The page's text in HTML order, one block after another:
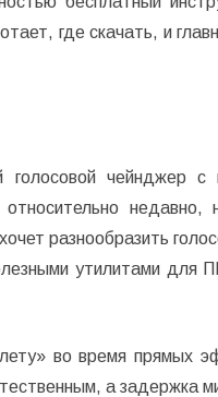
где скачать, и
чейнджер с
недавно,
разнообразить
утилитами для
во время прямых
а задержка